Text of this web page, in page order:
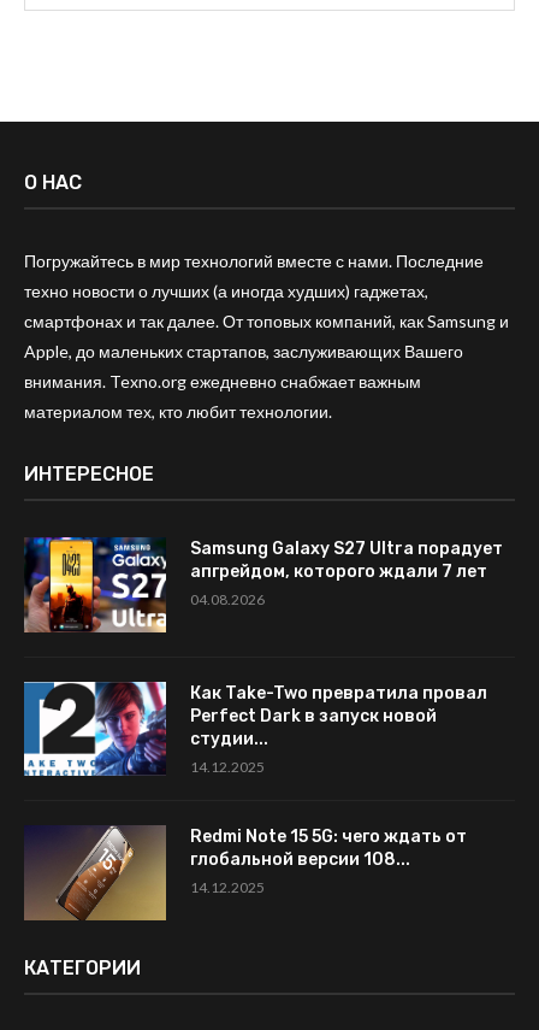
О НАС
Погружайтесь в мир технологий вместе с нами. Последние
техно новости о лучших (а иногда худших) гаджетах,
смартфонах и так далее. От топовых компаний, как Samsung и
Apple, до маленьких стартапов, заслуживающих Вашего
внимания. Texno.org ежедневно снабжает важным
материалом тех, кто любит технологии.
ИНТЕРЕСНОЕ
Samsung Galaxy S27 Ultra порадует
апгрейдом, которого ждали 7 лет
04.08.2026
Как Take-Two превратила провал
Perfect Dark в запуск новой
студии...
14.12.2025
Redmi Note 15 5G: чего ждать от
глобальной версии 108...
14.12.2025
КАТЕГОРИИ